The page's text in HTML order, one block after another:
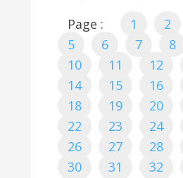
Page : 1 2
5
6 7 8
10
11 12
14
15 16
18
19 20
22
23 24
26
27 28
30
31 32